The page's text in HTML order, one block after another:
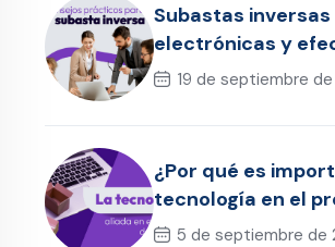
Subastas inversas
electrónicas y
consejos prácticos
19 de septiembre
¿Por qué es
tecnología en el
compras?
5 de septiembre de